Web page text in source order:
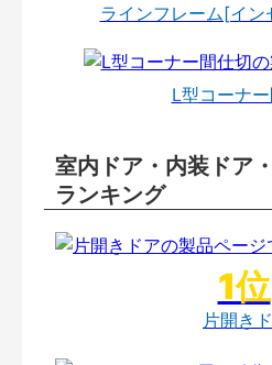
ラインフレーム[イ
L型コーナ
室内ドア・内装ドア
ランキング
片開き